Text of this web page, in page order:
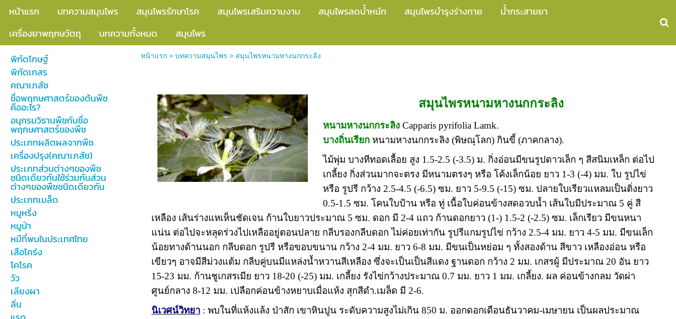
หน้าแรก บทความสมุนไพร สมุนไพรรักษาโรค สมุนไพรเสริมความงาม สมุนไพรลดน้ำหนัก สมุนไพรบำรุงร่างกาย
น้ำกระสายยา
เครื่องยาพฤกษวัตถุ
บทความทั้งหมด
สมุนไพร
พิกัดโกษฐ์
พิกัดเกสร
คณาเภสัช
ชื่อพฤกษศาสตร์ของต้นพืช
คืออะไร?
อนุกรมวิธานพืชกับชื่อ
พฤกษศาสตร์ของพืช
ประเภทผลิตผลจากพืช
เครื่องปรุง(คณาเภสัช)
ประเภทส่วนต่างๆของพืช
ชนิดเดียวกันใช้ร่วมกันส่วน
ต่างๆของพืชชนิดเดียวกัน
ประเภทเมล็ด
หมูหริ่ง
หมูป่า
หมีที่พบในประเทศไทย
เสือโคร่ง
โคโรค
วัว
เลียงผา
ลิ่น
หน้าแรก> บทความสมุนไพร > สมุนไพรหนามหางนกกระลิง
สมุนไพรหนามหางนกกระลิง
หนามหางนกกระลิง Capparis pyrifolia Lamk.
บางถิ่นเรียก หนามหางนกกระลิง (พิษณุโลก) กินขี้ (ภาคกลาง).
ไม้พุ่ม บางทีทอดเลื้อย สูง 1.5-2.5 (-3.5) ม. กิ่งอ่อนมีขนรูปดาวเล็ก ๆ สีสนิมเหล็ก ต่อไป
เกลี้ยง กิ่งส่วนมากจะตรง มีหนามตรงๆ หรือ โค้งเล็กน้อย ยาว 1-3 (-4) มม. ใบ รูปไข่
หรือ รูปรี กว้าง 2.5-4.5 (-6.5) ซม. ยาว 5-9.5 (-15) ซม. ปลายใบเรียวแหลมเป็นติ่งยาว
0.5-1.5 ซม. โคนใบป้าน หรือ ทู่ เนื้อใบค่อนข้างสดอวบน้ำ เส้นใบมีประมาณ 5 คู่ สี
เหลือง เส้นร่างแหเห็นชัดเจน ก้านใบยาวประมาณ 5 ซม. ดอก มี 2-4 แถว ก้านดอกยาว (1-) 1.5-2 (-2.5) ซม. เล็กเรียว มีขนหนา
แน่น ต่อไปจะหลุดร่วงไปเหลืออยู่ตอนปลาย กลีบรองกลีบดอก ไม่ค่อยเท่ากัน รูปรีแกมรูปไข่ กว้าง 2.5-4 มม. ยาว 4-5 มม. มีขนเล็ก
น้อยทางด้านนอก กลีบดอก รูปรี หรือขอบขนาน กว้าง 2-4 มม. ยาว 6-8 มม. มีขนเป็นหย่อม ๆ ทั้งสองด้าน สีขาว เหลืองอ่อน หรือ
เขียวๆ อาจมีสีม่วงแต้ม กลีบคู่บนมีแหล่งน้ำหวานสีเหลือง ซึ่งจะเป็นเป็นสีแดง ฐานดอก กว้าง 2 มม. เกสรผู้ มีประมาณ 20 อัน ยาว
15-23 มม. ก้านชูเกสรเมีย ยาว 18-20 (-25) มม. เกลี้ยง รังไข่กว้างประมาณ 0.7 มม. ยาว 1 มม. เกลี้ยง. ผล ค่อนข้างกลม วัดผ่า
ศูนย์กลาง 8-12 มม. เปลือกค่อนข้างหยาบเมื่อแห้ง สุกสีดำ.เมล็ด มี 2-6.
นิเวศน์วิทยา : พบในที่แห้งแล้ง ป่าสัก เขาหินปูน ระดับความสูงไม่เกิน 850 ม. ออกดอกเดือนธันวาคม-เมษายน เป็นผลประมาณ